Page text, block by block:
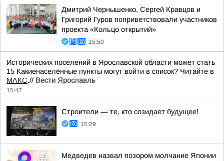
Дмитрий Чернышенко, Сергей Кравцов и
Григорий Гуров поприветствовали участников
проекта «Кольцо открытий»
15:50
Исторических поселений в Ярославской области может стать
15 Какиенаселённые пункты могут войти в список? Читайте в
МАКС.// Вести Ярославль
15:47
Строители — те, кто созидает будущее!
15:29
Медведев назвал позором молчание Японии